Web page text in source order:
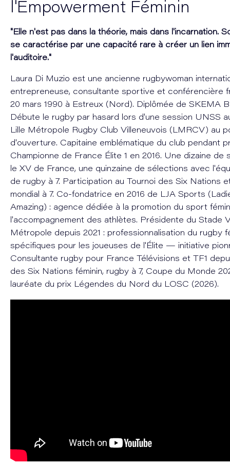
l'Empowerment Féminin
"Elle n'est pas dans la théorie, mais dans l'incarnation.
se caractérise par une capacité rare à créer un lien
l'auditoire."
Laura Di Muzio est une ancienne rugbywoman
entrepreneuse, consultante sportive et conférencière
20 mars 1990 à Estreux (Nord). Diplômée de SKEMA
Débute le rugby par hasard lors d'une session UNSS
Lille Métropole Rugby Club Villeneuvois (LMRCV) au
d'ouverture. Capitaine emblématique du club pendant
Championne de France Élite 1 en 2016. Une dizaine de
le XV de France, une quinzaine de sélections avec
de rugby à 7. Participation au Tournoi des Six Nations
mondial à 7. Co-fondatrice en 2016 de LJA Sports
Amazing) : agence dédiée à la promotion du sport
l'accompagnement des athlètes. Présidente du Stade
Métropole depuis 2021 : professionnalisation du rugby
spécifiques pour les joueuses de l'Élite — initiative
Consultante rugby pour France Télévisions et TF1
des Six Nations féminin, rugby à 7, Coupe du Monde
lauréate du prix Légendes du Nord du LOSC (2026).